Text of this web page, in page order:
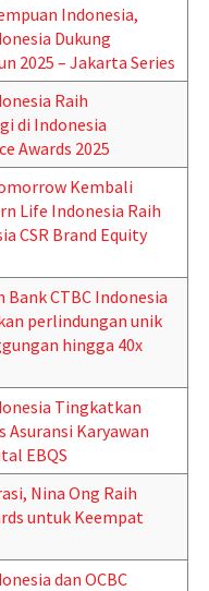
Indonesia,
Dukung
2025 – Jakarta Series
Raih
di Indonesia
Awards 2025
Kembali
Life Indonesia Raih
CSR Brand Equity
CTBC Indonesia
perlindungan unik
hingga 40x
Tingkatkan
Asuransi Karyawan
EBQS
Nina Ong Raih
untuk Keempat
dan OCBC